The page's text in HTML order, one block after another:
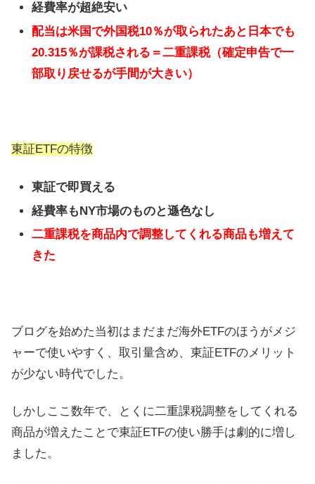
経費率が超絶安い
配当は米国で外国税10％が取られたあと日本でも
20.315％が課税される＝二重課税（確定申告で一
部取り戻せるが手間が大きい）
東証ETFの特徴
東証で即買える
経費率もNY市場のものと遜色なし
二重課税を商品内で調整してくれる商品も増えて
きた
ブログを始めた当初はまだまだ海外ETFのほうがメジ
ャーで使いやすく、取引量含め、東証ETFのメリット
が少ない時代でした。
しかしここ数年で、とくに二重課税調整をしてくれる
商品が増えたことで東証ETFの使い勝手は劇的に増し
ました。